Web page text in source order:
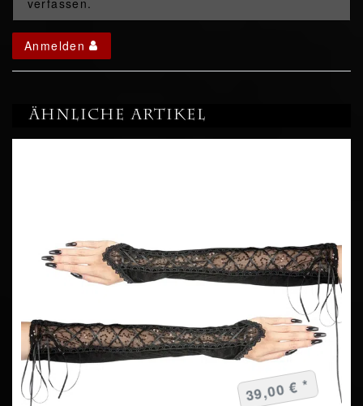
Anmelden
Ähnliche Artikel
39,00 € *